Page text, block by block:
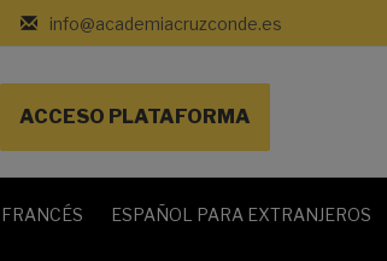
info@academiacruzconde.es
ACCESO PLATAFORMA
FRANCÉS ESPAÑOL PARA EXTRANJEROS